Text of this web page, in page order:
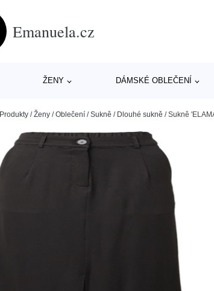
Emanuela.cz
ŽENY DÁMSKÉ OBLEČENÍ
Produkty /Ženy /Oblečení /Sukně / Dlouhé sukně /Sukně